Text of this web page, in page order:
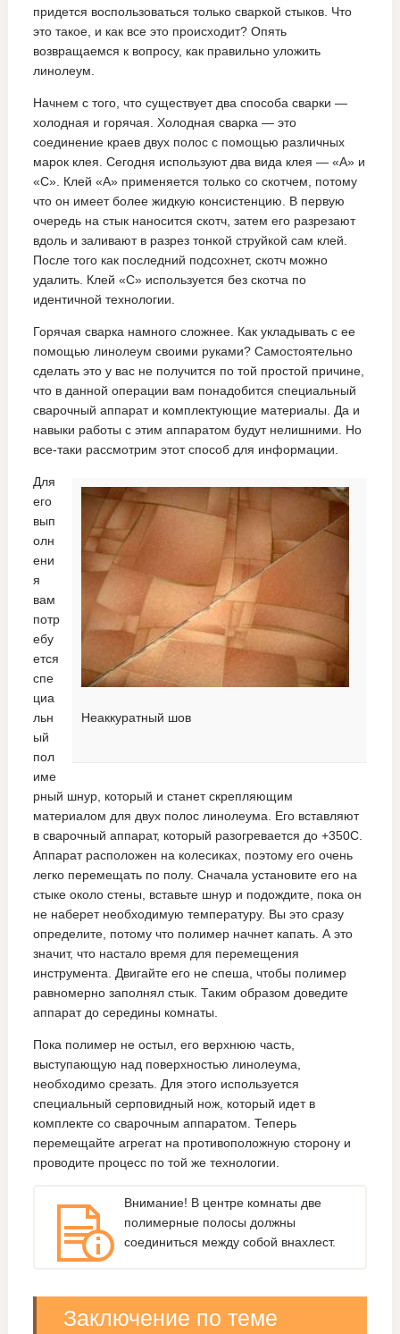
придется воспользоваться только сваркой стыков. Что
это такое, и как все это происходит? Опять
возвращаемся к вопросу, как правильно уложить
линолеум.
Начнем с того, что существует два способа сварки —
холодная и горячая. Холодная сварка — это
соединение краев двух полос с помощью различных
марок клея. Сегодня используют два вида клея — «А» и
«С». Клей «А» применяется только со скотчем, потому
что он имеет более жидкую консистенцию. В первую
очередь на стык наносится скотч, затем его разрезают
вдоль и заливают в разрез тонкой струйкой сам клей.
После того как последний подсохнет, скотч можно
удалить. Клей «С» используется без скотча по
идентичной технологии.
Горячая сварка намного сложнее. Как укладывать с ее
помощью линолеум своими руками? Самостоятельно
сделать это у вас не получится по той простой причине,
что в данной операции вам понадобится специальный
сварочный аппарат и комплектующие материалы. Да и
навыки работы с этим аппаратом будут нелишними. Но
все-таки рассмотрим этот способ для информации.
Неаккуратный шов
Для
его
вып
олн
ени
я
вам
потр
ебу
ется
спе
циа
льн
ый
пол
име
рный шнур, который и станет скрепляющим
материалом для двух полос линолеума. Его вставляют
в сварочный аппарат, который разогревается до +350С.
Аппарат расположен на колесиках, поэтому его очень
легко перемещать по полу. Сначала установите его на
стыке около стены, вставьте шнур и подождите, пока он
не наберет необходимую температуру. Вы это сразу
определите, потому что полимер начнет капать. А это
значит, что настало время для перемещения
инструмента. Двигайте его не спеша, чтобы полимер
равномерно заполнял стык. Таким образом доведите
аппарат до середины комнаты.
Пока полимер не остыл, его верхнюю часть,
выступающую над поверхностью линолеума,
необходимо срезать. Для этого используется
специальный серповидный нож, который идет в
комплекте со сварочным аппаратом. Теперь
перемещайте агрегат на противоположную сторону и
проводите процесс по той же технологии.
Внимание! В центре комнаты две
полимерные полосы должны
соединиться между собой внахлест.
Заключение по теме